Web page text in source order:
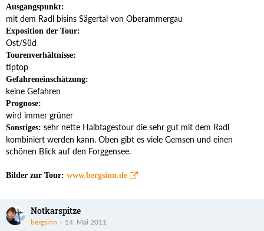
Ausgangspunkt:
mit dem Radl bisins Sägertal von Oberammergau
Exposition der Tour:
Ost/Süd
Tourenverhältnisse:
tiptop
Gefahreneinschätzung:
keine Gefahren
Prognose:
wird immer grüner
Sonstiges: sehr nette Halbtagestour die sehr gut mit dem Radl
kombiniert werden kann. Oben gibt es viele Gemsen und einen
schönen Blick auf den Forggensee.
Bilder zur Tour: www.bergsinn.de
Notkarspitze
bergsinn 14. Mai 2011